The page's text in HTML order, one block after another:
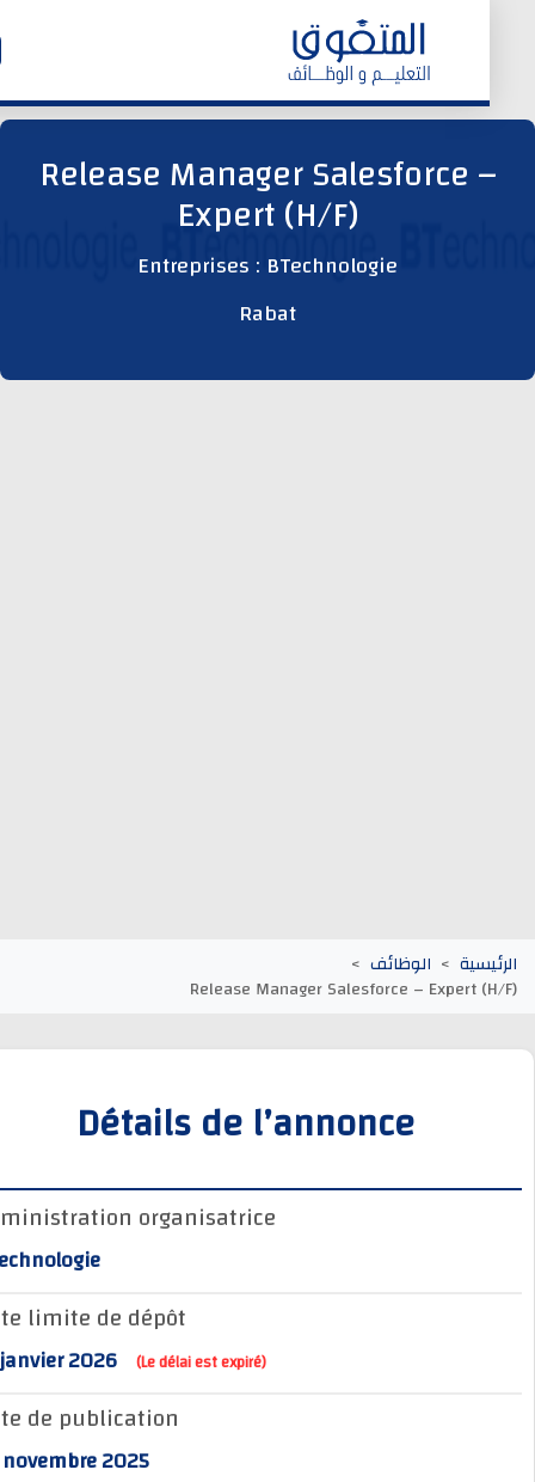
Release Manager Salesforce
Expert (H/F)
Entreprises : BTechnologie
Rabat
الوظائف
Release Manager Salesforce – Expert
Détails de l’annonce
Administration organisatrice
BTechnologie
Date limite de dépôt
17 janvier 2026(Le délai est expiré)
Date de publication
28 novembre 2025